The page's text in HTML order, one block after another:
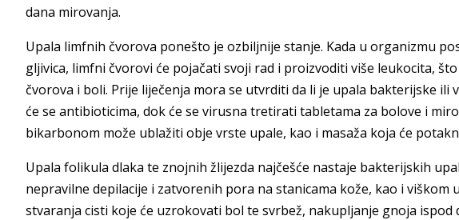
dana mirovanja.
Upala limfnih čvorova ponešto je ozbiljnije stanje. Kada u organizmu
gljivica, limfni čvorovi će pojačati svoji rad i proizvoditi više leukocita,
čvorova i boli. Prije liječenja mora se utvrditi da li je upala bakterijske
će se antibioticima, dok će se virusna tretirati tabletama za bolove i
bikarbonom može ublažiti obje vrste upale, kao i masaža koja će
Upala folikula dlaka te znojnih žlijezda najčešće nastaje bakterijskih
nepravilne depilacije i zatvorenih pora na stanicama kože, kao i viškom
stvaranja cisti koje će uzrokovati bol te svrbež, nakupljanje gnoja ispod